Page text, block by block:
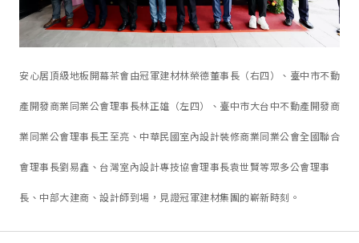
安心居頂級地板開幕茶會由冠軍建材林榮德董事長（右四）、臺中市不動
產開發商業同業公會理事長林正雄（左四）、臺中市大台中不動產開發商
業同業公會理事長王至亮、中華民國室內設計裝修商業同業公會全國聯合
會理事長劉易鑫、台灣室內設計專技協會理事長袁世賢等眾多公會理事
長、中部大建商、設計師到場，見證冠軍建材集團的嶄新時刻。